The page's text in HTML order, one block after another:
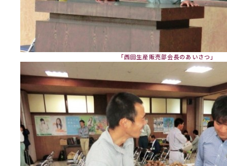
「西田生産販売部会長のあいさつ」